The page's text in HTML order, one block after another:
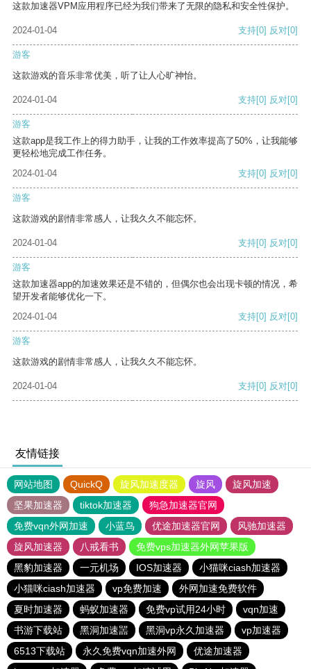
这款加速器VPM应用程序已经为我们带来了无限的隐私和安全性保护。
2024-01-04 支持[0] 反对[0]
游客
这款游戏的音乐非常优美，听了让人心旷神怡。
2024-01-04 支持[0] 反对[0]
游客
这款app是我工作上的得力助手，让我的工作效率提高了50%，让我能够
更轻松地完成工作任务。
2024-01-04
支持[0] 反对[0]
游客
这款游戏的剧情非常感人，让我久久不能忘怀。
2024-01-04 支持[0] 反对[0]
游客
这款加速器app的加速效果还是不错的，但偶尔也会出现卡顿的情况，希
望开发者能够优化一下。
2024-01-04
支持[0] 反对[0]
游客
这款游戏的剧情非常感人，让我久久不能忘怀。
2024-01-04 支持[0] 反对[0]
友情链接
网站地图 QuickQ 旋风加速度器 旋风
旋风加速
坚果加速器
tiktok加速器
狗急加速器官网
免费vqn外网加速
小蓝鸟 优途加速器官网
风驰加速器
旋风加速器
八戒看书
免费vps加速器外网苹果版
黑豹加速器
一元机场 IOS加速器
小猫咪ciash加速器
小猫咪ciash加速器
vp免费加速
外网加速免费软件
夏时加速器
蚂蚁加速器 免费vp试用24小时
vqn加速
书游下载站
黑洞加速噐 黑洞vp永久加速器
vp加速器
6513下载站
永久免费vqn加速外网
优途加速器